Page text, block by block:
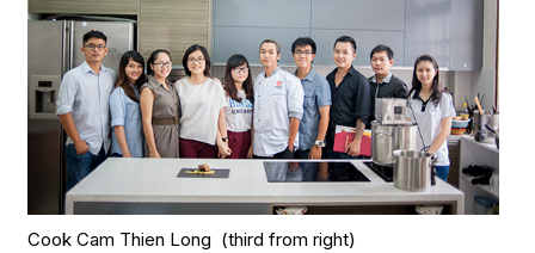
Cook Cam Thien Long (third from right)